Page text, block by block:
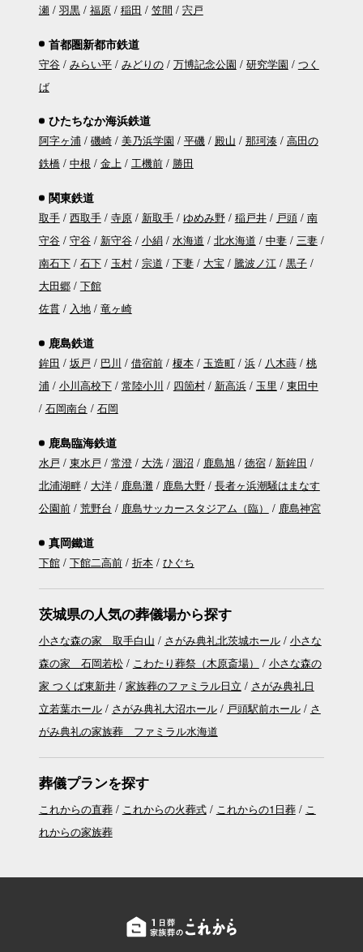
瀬
羽黒 福原 稲田 笠間 宍戸
首都圏新都市鉄道
守谷 みらい平 みどりの 万博記念公園 研究学園
つく
ば
ひたちなか海浜鉄道
阿字ヶ浦 磯崎 美乃浜学園 平磯 殿山 那珂湊
高田の
鉄橋
中根 金上 工機前 勝田
関東鉄道
取手 西取手 寺原 新取手 ゆめみ野 稲戸井 戸頭
南
守谷
守谷 新守谷 小絹 水海道 北水海道 中妻
三妻
南石下
石下 玉村 宗道 下妻 大宝 騰波ノ江
黒子
大田郷
下館
佐貫
入地 竜ヶ崎
鹿島鉄道
鉾田 坂戸 巴川 借宿前 榎本 玉造町 浜 八木蒔
桃
浦
小川高校下 常陸小川 四箇村 新高浜 玉里
東田中
石岡南台
石岡
鹿島臨海鉄道
水戸 東水戸 常澄 大洗 涸沼 鹿島旭 徳宿
新鉾田
北浦湖畔
大洋 鹿島灘 鹿島大野
長者ヶ浜潮騒はまなす
公園前
荒野台 鹿島サッカースタジアム（臨） 鹿島神宮
真岡鐵道
下館 下館二高前 折本 ひぐち
茨城県の人気の葬儀場から探す
小さな森の家 取手白山 さがみ典礼北茨城ホール
小さな
森の家 石岡若松
こわたり葬祭（木原斎場）
小さな森の
家 つくば東新井
家族葬のファミラル日立
さがみ典礼日
立若葉ホール
さがみ典礼大沼ホール 戸頭駅前ホール
さ
がみ典礼の家族葬 ファミラル水海道
葬儀プランを探す
これからの直葬 これからの火葬式 これからの1日葬
こ
れからの家族葬